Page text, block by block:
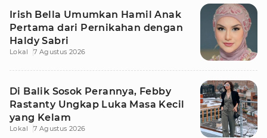
Irish Bella Umumkan Hamil Anak
Pertama dari Pernikahan dengan
Haldy Sabri
Lokal 7 Agustus 2026
Di Balik Sosok Perannya, Febby
Rastanty Ungkap Luka Masa Kecil
yang Kelam
Lokal 7 Agustus 2026